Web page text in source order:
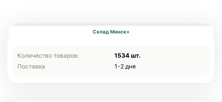
Склад Минск+
Количество товаров:
1534 шт.
Поставка
1-2 дня